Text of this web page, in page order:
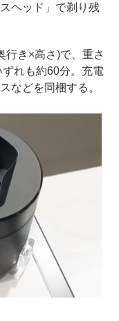
ヘッド」で剃り残
行き×高さ)で、重さ
れも約60分。充電
などを同梱する。